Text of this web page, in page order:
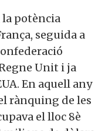
la potència
seguida a
Unit i ja
En aquell any
rànquing de les
el lloc 8è